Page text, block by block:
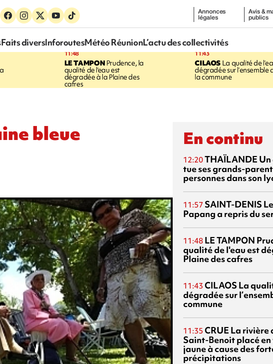
Annonces
légales
Avis &
publics
Faits diversInforoutesMétéo RéunionL’actu des collectivités
11:48
LE TAMPONPrudence, la
qualité de l'eau est
dégradée à la Plaine des
cafres
11:43
CILAOS La qualité de
dégradée sur l’ensemble
la commune
bleue En continu
12:20THAÏLANDE
tue ses grands-
personnes dans son
11:57 SAINT-DENIS
Papang a repris du
11:48 LE TAMPON
qualité de l'eau est
Plaine des cafres
11:43 CILAOS La
dégradée sur
commune
11:35 CRUE La rivière
Saint-Benoit placé
jaune à cause des
précipitations